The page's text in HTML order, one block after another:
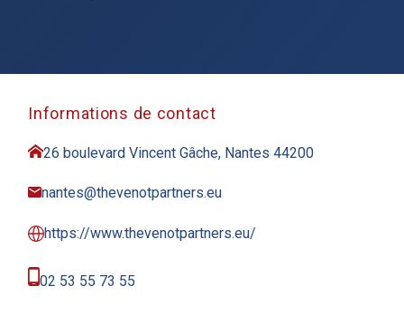
Informations de contact
26 boulevard Vincent Gâche, Nantes 44200
nantes@thevenotpartners.eu
https://www.thevenotpartners.eu/
02 53 55 73 55